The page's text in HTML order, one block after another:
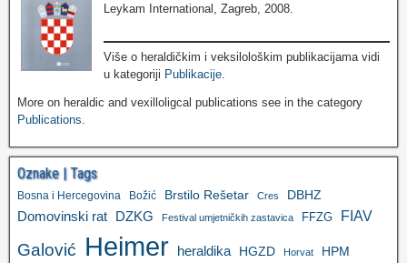
Leykam International, Zagreb, 2008.
Više o heraldičkim i veksilološkim publikacijama vidi
u kategoriji Publikacije.
More on heraldic and vexilloligcal publications see in the category
Publications.
Oznake | Tags
Bosna i Hercegovina Božić Brstilo Rešetar Cres DBHZ
Domovinski rat DZKG Festival umjetničkih zastavica FFZG FIAV
Galović Heimer heraldika HGZD Horvat HPM